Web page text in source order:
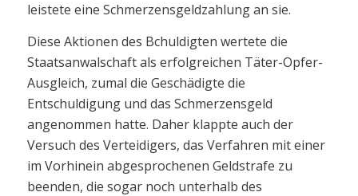
leistete eine Schmerzensgeldzahlung an sie.
Diese Aktionen des Bchuldigten wertete die
Staatsanwalschaft als erfolgreichen Täter-Opfer-
Ausgleich, zumal die Geschädigte die
Entschuldigung und das Schmerzensgeld
angenommen hatte. Daher klappte auch der
Versuch des Verteidigers, das Verfahren mit einer
im Vorhinein abgesprochenen Geldstrafe zu
beenden, die sogar noch unterhalb des